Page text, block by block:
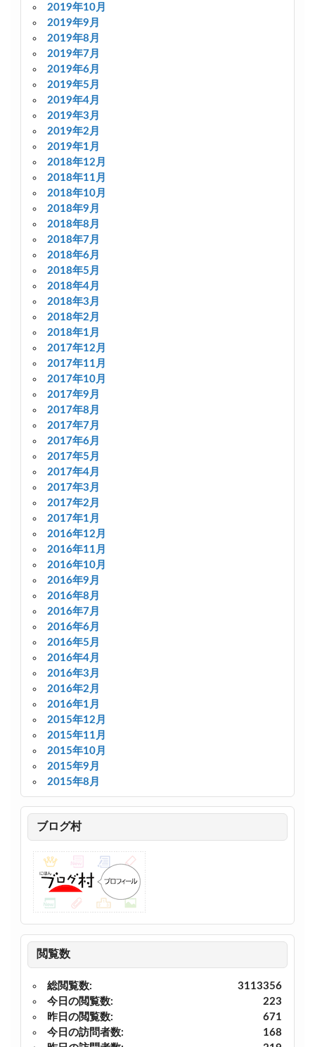
2019年10月
2019年9月
2019年8月
2019年7月
2019年6月
2019年5月
2019年4月
2019年3月
2019年2月
2019年1月
2018年12月
2018年11月
2018年10月
2018年9月
2018年8月
2018年7月
2018年6月
2018年5月
2018年4月
2018年3月
2018年2月
2018年1月
2017年12月
2017年11月
2017年10月
2017年9月
2017年8月
2017年7月
2017年6月
2017年5月
2017年4月
2017年3月
2017年2月
2017年1月
2016年12月
2016年11月
2016年10月
2016年9月
2016年8月
2016年7月
2016年6月
2016年5月
2016年4月
2016年3月
2016年2月
2016年1月
2015年12月
2015年11月
2015年10月
2015年9月
2015年8月
ブログ村
閲覧数
3113356
総閲覧数:
223
今日の閲覧数:
671
昨日の閲覧数:
168
今日の訪問者数: